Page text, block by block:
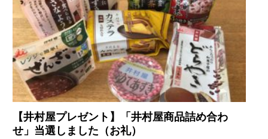
【井村屋プレゼント】「井村屋商品詰め合わ
せ」当選しました（お礼）